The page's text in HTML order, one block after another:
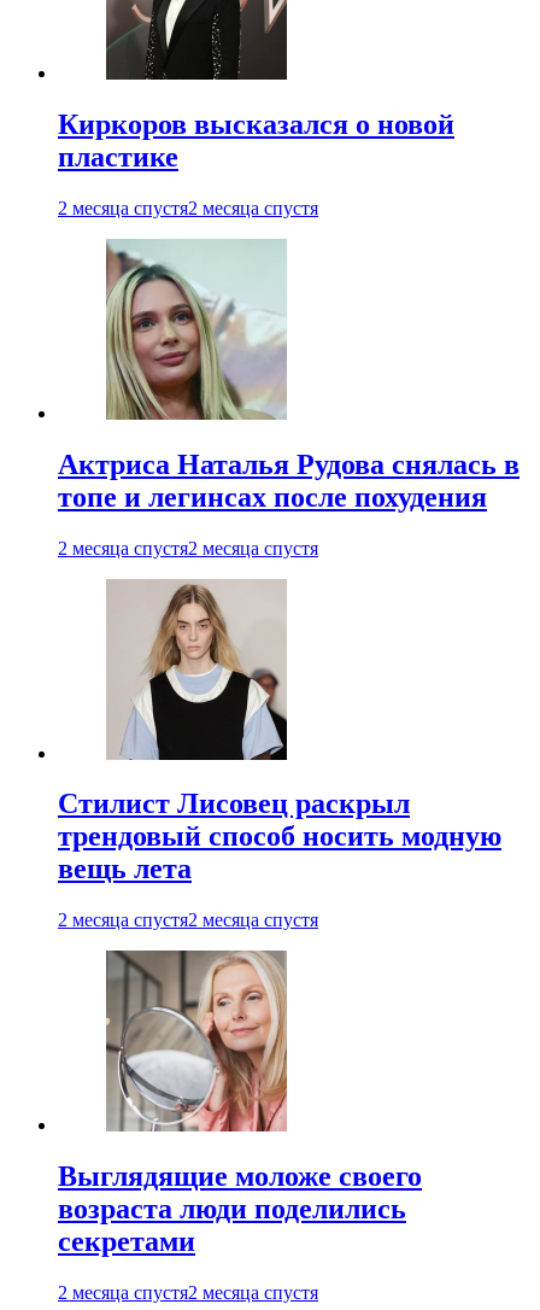
Киркоров высказался о новой
пластике
2 месяца спустя2 месяца спустя
Актриса Наталья Рудова снялась в
топе и легинсах после похудения
2 месяца спустя2 месяца спустя
Стилист Лисовец раскрыл
трендовый способ носить модную
вещь лета
2 месяца спустя2 месяца спустя
Выглядящие моложе своего
возраста люди поделились
секретами
2 месяца спустя2 месяца спустя